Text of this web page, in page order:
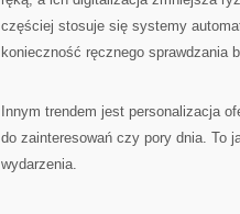
częściej stosuje się systemy
konieczność ręcznego sprawdzania
Innym trendem jest personalizacja
do zainteresowań czy pory dnia. To
wydarzenia.